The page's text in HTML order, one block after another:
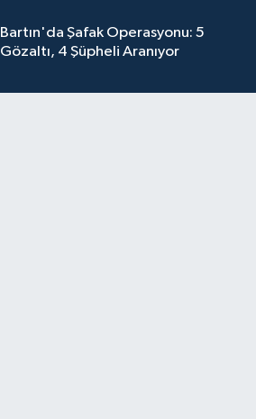
Bartın'da Şafak Operasyonu: 5
Gözaltı, 4 Şüpheli Aranıyor